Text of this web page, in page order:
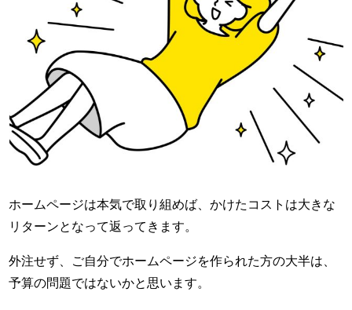
ホームページは本気で取り組めば、かけたコストは大きな
リターンとなって返ってきます。
外注せず、ご自分でホームページを作られた方の大半は、
予算の問題ではないかと思います。